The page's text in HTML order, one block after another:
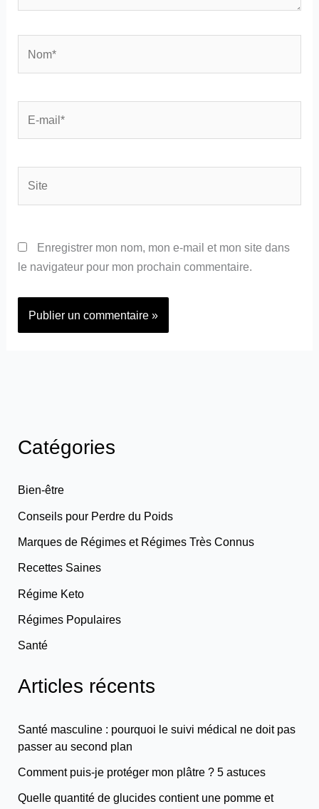
Enregistrer mon nom, mon e-mail et mon site dans
le navigateur pour mon prochain commentaire.
Catégories
Bien-être
Conseils pour Perdre du Poids
Marques de Régimes et Régimes Très Connus
Recettes Saines
Régime Keto
Régimes Populaires
Santé
Articles récents
Santé masculine : pourquoi le suivi médical ne doit pas
passer au second plan
Comment puis-je protéger mon plâtre ? 5 astuces
Quelle quantité de glucides contient une pomme et